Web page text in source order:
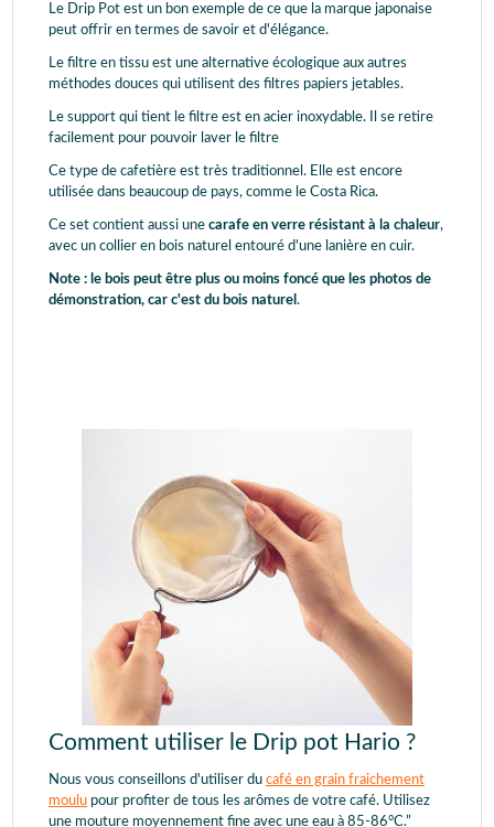
Le Drip Pot est un bon exemple de ce que la marque japonaise
peut offrir en termes de savoir et d'élégance.
Le filtre en tissu est une alternative écologique aux autres
méthodes douces qui utilisent des filtres papiers jetables.
Le support qui tient le filtre est en acier inoxydable. Il se retire
facilement pour pouvoir laver le filtre
Ce type de cafetière est très traditionnel. Elle est encore
utilisée dans beaucoup de pays, comme le Costa Rica.
Ce set contient aussi une carafe en verre résistant à la chaleur,
avec un collier en bois naturel entouré d'une lanière en cuir.
Note : le bois peut être plus ou moins foncé que les photos de
démonstration, car c'est du bois naturel .
Comment utiliser le Drip pot Hario ?
Nous vous conseillons d'utiliser du café en grain fraichement
moulu pour profiter de tous les arômes de votre café. Utilisez
une mouture moyennement fine avec une eau à 85-86°C.”